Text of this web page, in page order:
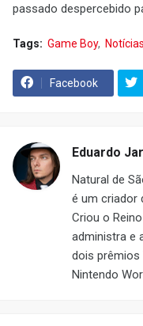
passado despercebido
Tags: Game Boy Notícias
Facebook
Eduardo
Natural de
é um criador
Criou o
administra e
dois prêmios
Nintendo